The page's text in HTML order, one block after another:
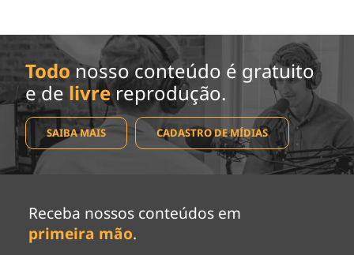
Todo nosso conteúdo é gratuito
e de livrereprodução.
SAIBA MAIS CADASTRO DE MÍDIAS
Receba nossos conteúdos em
primeira mão.